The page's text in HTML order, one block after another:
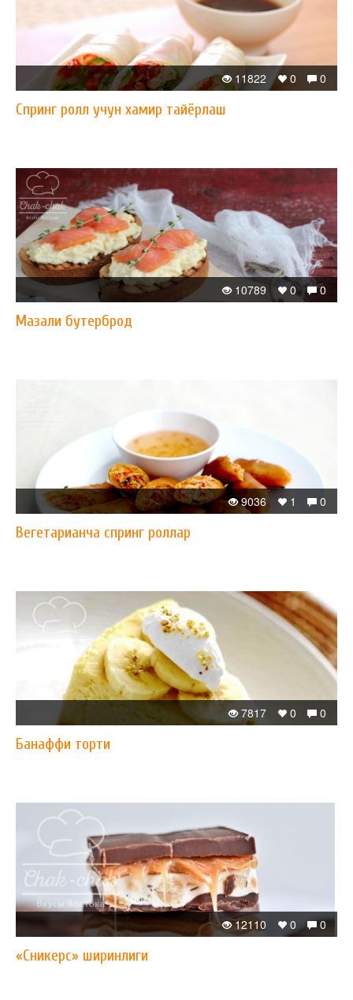
0
0
11822
​Спринг ролл учун хамир тайёрлаш
0
0
10789
Мазали бутерброд
0
1
9036
Вегетарианча спринг роллар
0
0
7817
Банаффи торти
0
0
12110
«Сникерс» ширинлиги